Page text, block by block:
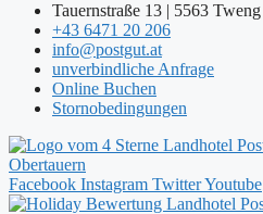
Tauernstraße 13 | 5563 Tweng
+43 6471 20 206
info@postgut.at
unverbindliche Anfrage
Online Buchen
Stornobedingungen
Facebook Instagram TwitterYoutube